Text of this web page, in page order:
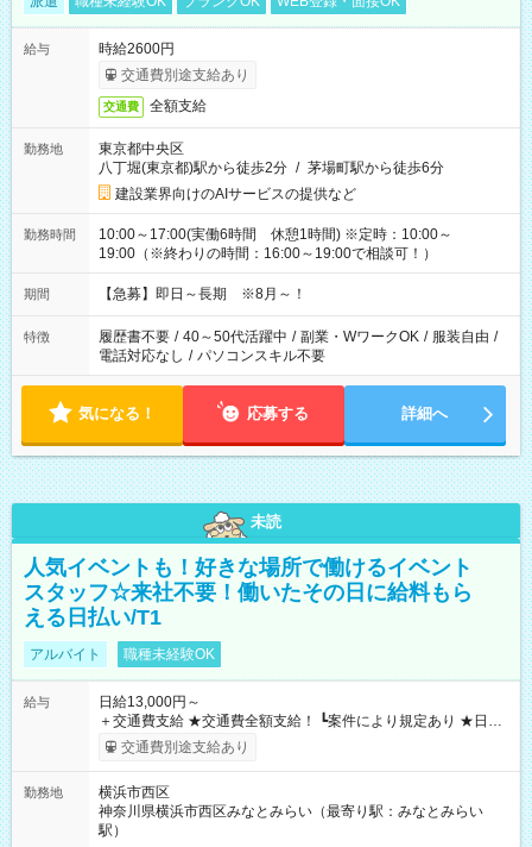
給与
時給2600円
交通費別途支給あり
交通費 全額支給
勤務地
東京都中央区
八丁堀(東京都)駅から徒歩2分 / 茅場町駅から徒歩6分
建設業界向けのAIサービスの提供など
勤務時間
10:00～17:00(実働6時間 休憩1時間) ※定時：10:00～
19:00（※終わりの時間：16:00～19:00で相談可！）
期間 【急募】即日～長期 ※8月～！
特徴 履歴書不要 / 40～50代活躍中 / 副業・WワークOK / 服装自由 /
電話対応なし / パソコンスキル不要
気になる！ 応募する 詳細へ
未読
人気イベントも！好きな場所で働けるイベント
スタッフ☆来社不要！働いたその日に給料もら
える日払い/T1
アルバイト 職種未経験OK
給与
日給13,000円～
＋交通費支給 ★交通費全額支給！ ┗案件により規定あり ★日払
いOK！（規定あり） ┗働いたその日に現金GET♪ お仕事後はコ
ンビニATMから 日払い分を引き落とせます！ 【試用期間】試
交通費別途支給あり
勤務地
横浜市西区
神奈川県横浜市西区みなとみらい（最寄り駅：みなとみらい
駅）